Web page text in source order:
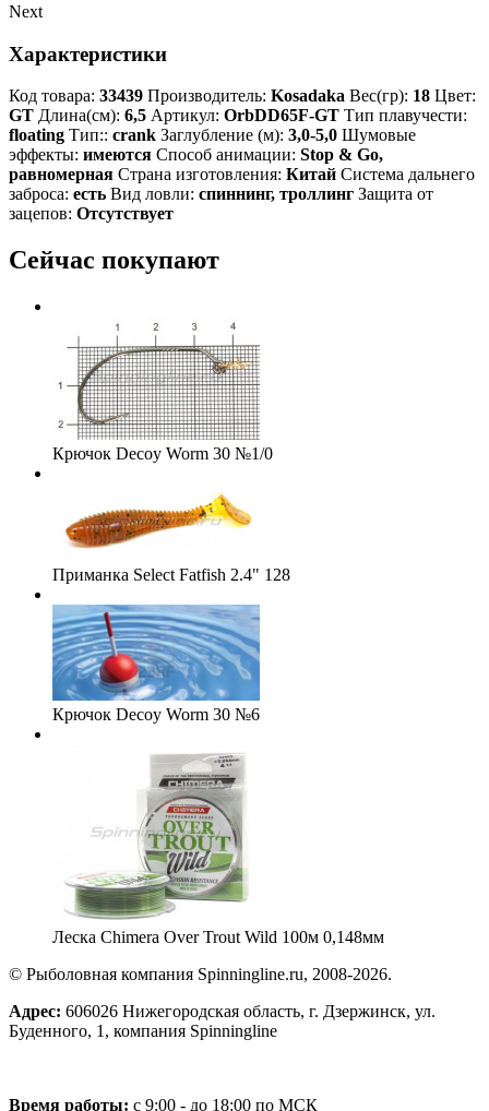
Next
Характеристики
Код товара: 33439 Производитель: Kosadaka Вес(гр): 18 Цвет:
GT Длина(см): 6,5 Артикул: OrbDD65F-GT Тип плавучести:
floating Тип:: crank Заглубление (м): 3,0-5,0 Шумовые
эффекты: имеются Способ анимации: Stop & Go,
равномерная Страна изготовления: Китай Система дальнего
заброса: есть Вид ловли: спиннинг, троллинг Защита от
зацепов: Отсутствует
Сейчас покупают
Крючок Decoy Worm 30 №1/0
Приманка Select Fatfish 2.4" 128
Крючок Decoy Worm 30 №6
Леска Chimera Over Trout Wild 100м 0,148мм
© Рыболовная компания Spinningline.ru, 2008-2026.
Адрес: 606026 Нижегородская область, г. Дзержинск, ул.
Буденного, 1, компания Spinningline
Время работы: с 9:00 - до 18:00 по МСК